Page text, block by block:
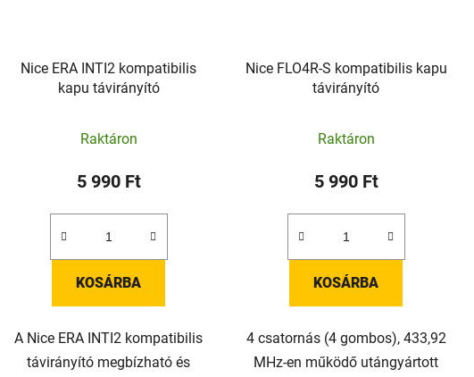
Nice ERA INTI2 kompatibilis
kapu távirányító
Raktáron
5 990 Ft
KOSÁRBA
A Nice ERA INTI2 kompatibilis
távirányító megbízható és
Nice FLO4R-S kompatibilis kapu
távirányító
Raktáron
5 990 Ft
KOSÁRBA
4 csatornás (4 gombos), 433,92
MHz-en működő utángyártott